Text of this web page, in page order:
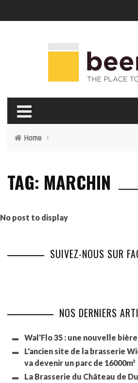
Home ›
TAG: MARCHIN
No post to display
SUIVEZ-NOUS SUR
NOS DERNIERS
Wal'Flo 35 : une nouvelle
L'ancien site de la brasserie
va devenir un parc de 16000m²
La Brasserie du Château de